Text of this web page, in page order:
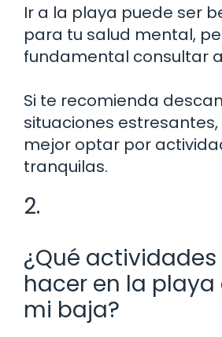
Ir a la playa puede ser
para tu salud mental,
fundamental consultar
Si te recomienda
situaciones
mejor optar por
tranquilas.
2.
¿Qué
hacer en la
mi baja?